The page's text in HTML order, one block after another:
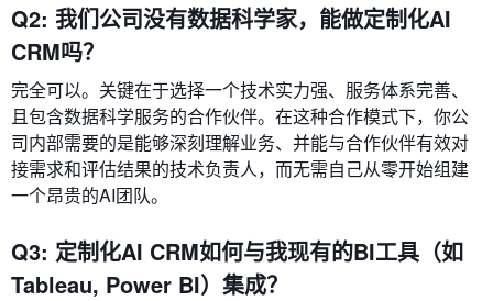
Q2: 我们公司没有数据科学家，能做定制化AI
CRM吗？
完全可以。关键在于选择一个技术实力强、服务体系完善、
且包含数据科学服务的合作伙伴。在这种合作模式下，你公
司内部需要的是能够深刻理解业务、并能与合作伙伴有效对
接需求和评估结果的技术负责人，而无需自己从零开始组建
一个昂贵的AI团队。
Q3: 定制化AI CRM如何与我现有的BI工具（如
Tableau, Power BI）集成？